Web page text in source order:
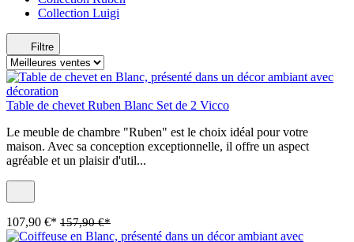
Collection Luigi
Filtre
Table de chevet Ruben Blanc Set de 2 Vicco
Le meuble de chambre "Ruben" est le choix idéal pour votre
maison. Avec sa conception exceptionnelle, il offre un aspect
agréable et un plaisir d'util...
107,90 €* 157,90 €*